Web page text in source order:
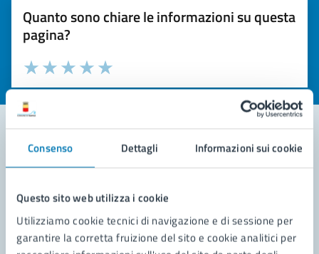
Consenso Dettagli Informazioni sui cookie
Questo sito web utilizza i cookie
Utilizziamo cookie tecnici di navigazione e di sessione per
garantire la corretta fruizione del sito e cookie analitici per
Quanto sono chiare le informazioni su questa
pagina?
Valuta la chiarezza delle informazioni (da 1 a 5 stelle)
Seleziona il numero di stelle per valutare la chiarezza delle
Valuta 5 stelle su 5
Valuta 4 stelle su 5
Valuta 3 stelle su 5
Valuta 2 stelle su 5
Valuta 1 stelle su 5
Contatta il comune
Leggi le domande frequenti
Richiedi assistenza